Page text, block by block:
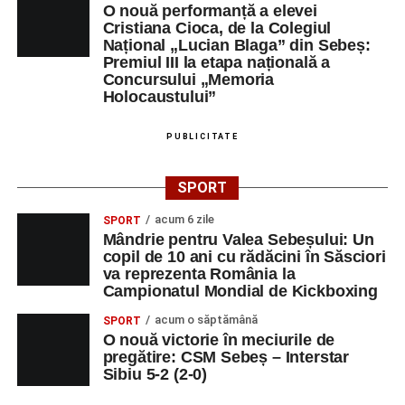
O nouă performanță a elevei
Cristiana Cioca, de la Colegiul
Național „Lucian Blaga” din Sebeș:
Premiul III la etapa națională a
Concursului „Memoria
Holocaustului”
PUBLICITATE
SPORT
SPORT acum 6 zile
Mândrie pentru Valea Sebeșului: Un
copil de 10 ani cu rădăcini în Săsciori
va reprezenta România la
Campionatul Mondial de Kickboxing
SPORT acum o săptămână
O nouă victorie în meciurile de
pregătire: CSM Sebeș – Interstar
Sibiu 5-2 (2-0)